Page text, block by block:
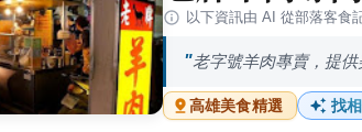
以下資訊由 AI 從部落客食
老字號羊肉專賣，提供
高雄美食精選 找